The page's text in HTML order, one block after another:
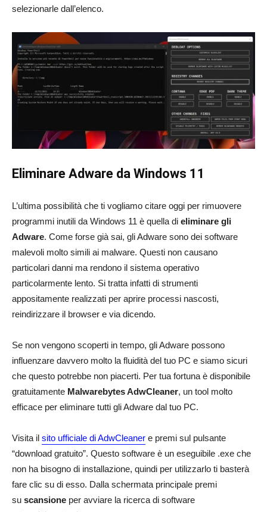
selezionarle dall’elenco.
Eliminare Adware da Windows 11
L’ultima possibilità che ti vogliamo citare oggi per rimuovere
programmi inutili da Windows 11 è quella di eliminare gli
Adware. Come forse già sai, gli Adware sono dei software
malevoli molto simili ai malware. Questi non causano
particolari danni ma rendono il sistema operativo
particolarmente lento. Si tratta infatti di strumenti
appositamente realizzati per aprire processi nascosti,
reindirizzare il browser e via dicendo.
Se non vengono scoperti in tempo, gli Adware possono
influenzare davvero molto la fluidità del tuo PC e siamo sicuri
che questo potrebbe non piacerti. Per tua fortuna è disponibile
gratuitamente Malwarebytes AdwCleaner, un tool molto
efficace per eliminare tutti gli Adware dal tuo PC.
Visita il sito ufficiale di AdwCleaner e premi sul pulsante
“download gratuito”. Questo software è un eseguibile .exe che
non ha bisogno di installazione, quindi per utilizzarlo ti basterà
fare clic su di esso. Dalla schermata principale premi
su scansione per avviare la ricerca di software